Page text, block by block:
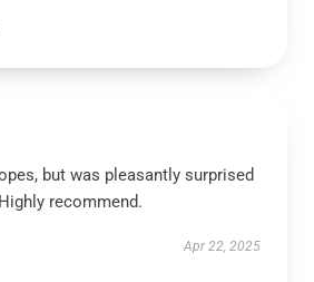
but was pleasantly surprised
recommend.
Apr 22, 2025